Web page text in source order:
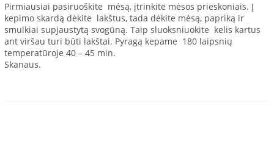
Pirmiausiai pasiruoškite mėsą, įtrinkite mėsos prieskoniais. Į
kepimo skardą dėkite lakštus, tada dėkite mėsą, papriką ir
smulkiai supjaustytą svogūną. Taip sluoksniuokite kelis kartus
ant viršau turi būti lakštai. Pyragą kepame 180 laipsnių
temperatūroje 40 – 45 min.
Skanaus.